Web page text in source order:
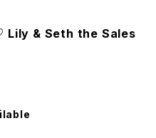
♡ Lily & Seth the Sales